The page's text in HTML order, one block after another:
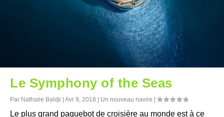
Le Symphony of the Seas
Par Nathalie Baldji | Avr 9, 2018 | Un nouveau navire |
Le plus grand paquebot de croisière au monde est à ce